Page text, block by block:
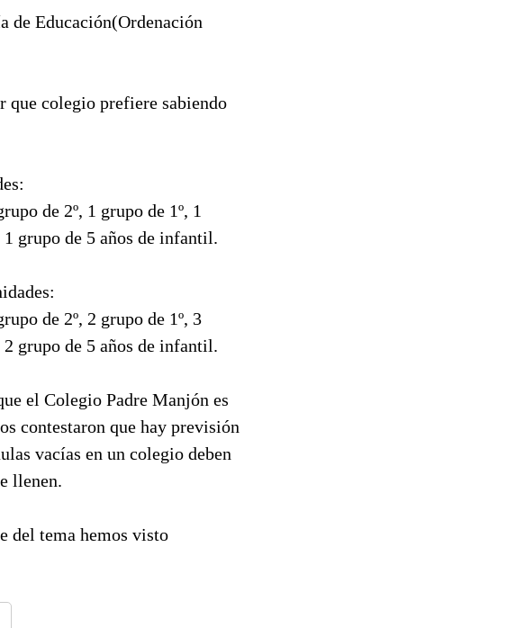
de Educación(Ordenación
colegio prefiere sabiendo
de 2º, 1 grupo de 1º, 1
grupo de 5 años de infantil.
de 2º, 2 grupo de 1º, 3
grupo de 5 años de infantil.
el Colegio Padre Manjón es
contestaron que hay previsión
vacías en un colegio deben
llenen.
del tema hemos visto